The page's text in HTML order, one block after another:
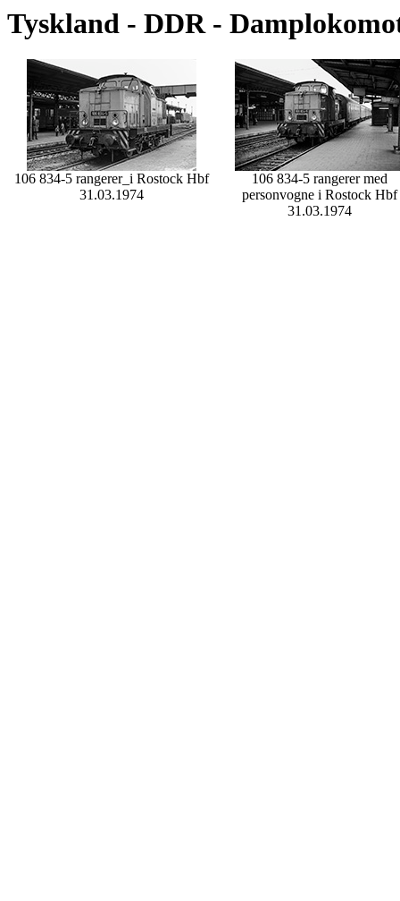
Tyskland - DDR -
106 834-5 rangerer_i Rostock Hbf
31.03.1974
106 834-5 rangerer med
personvogne i Rostock Hbf
31.03.1974